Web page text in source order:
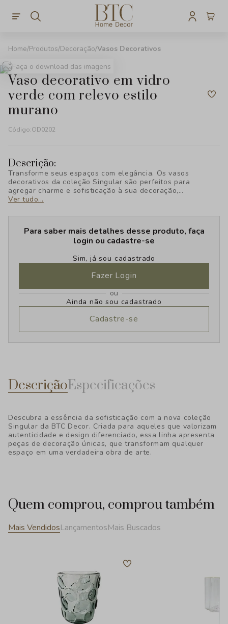
Produtos Decoração Vasos Decorativos
Faça o download das imagens
vaso decorativo em vidro
verde com relevo estilo
murano
Código:OD0202
Descrição:
Transforme seus espaços com elegância. Os vasos
decorativos da coleção Singular são perfeitos para
agregar charme e sofisticação à sua decoração,
destacando qualquer ambiente com estilo único. Descubra
Ver tudo...
Para saber mais detalhes desse produto, faça
login ou cadastre-se
Sim, já sou cadastrado
Fazer Login
ou
Ainda não sou cadastrado
Cadastre-se
DescriçãoEspecificações
Descubra a essência da sofisticação com a nova coleção
Singular da BTC Decor. Criada para aqueles que valorizam
autenticidade e design diferenciado, essa linha apresenta
peças de decoração únicas, que transformam qualquer
espaço em uma verdadeira obra de arte.
Quem comprou, comprou também
Mais VendidosLançamentosMais Buscados